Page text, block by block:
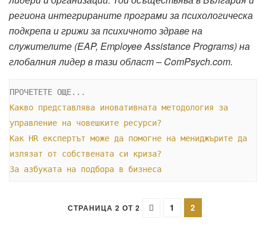
региона интегрираните програми за психологическа
подкрепа и грижи за психичното здраве на
служителите (EAP, Employee Assistance Programs) на
глобалния лидер в тази област – ComPsych.com.
Какво представлява иновативната методология за
управление на човешките ресурси?
Как HR експертът може да помогне на мениджърите да
излязат от собствената си криза?
За азбуката на подбора в бизнеса
СТРАНИЦА 2 ОТ 2 1 2